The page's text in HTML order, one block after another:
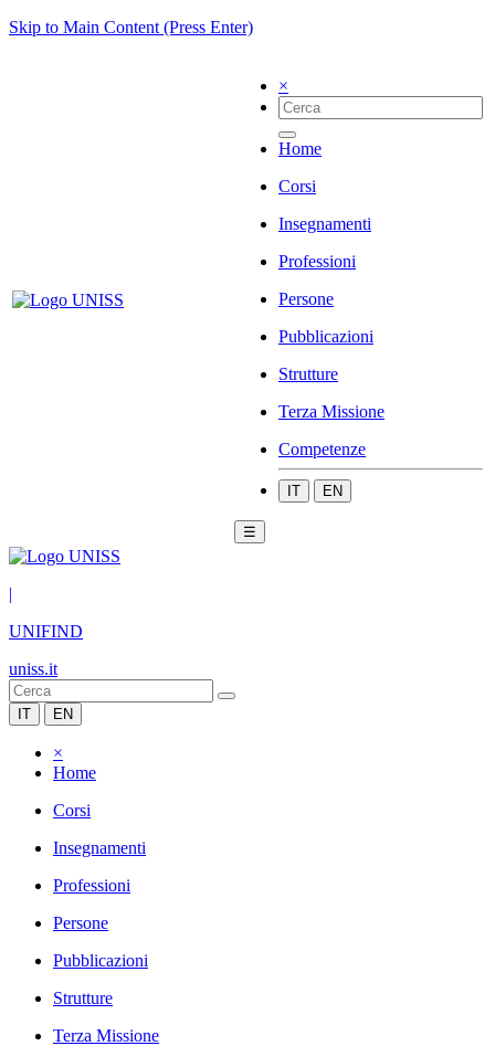
Skip to Main Content (Press Enter)
×
Home
Corsi
Insegnamenti
Professioni
Persone
Pubblicazioni
Strutture
Terza Missione
Competenze
IT EN
☰
|
UNIFIND
uniss.it
IT EN
×
Home
Corsi
Insegnamenti
Professioni
Persone
Pubblicazioni
Strutture
Terza Missione